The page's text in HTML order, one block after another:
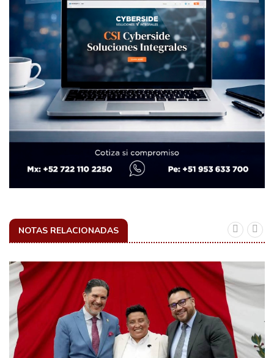
NOTAS RELACIONADAS